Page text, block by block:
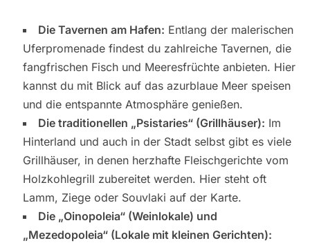
Die Tavernen am Hafen: Entlang der malerischen
Uferpromenade findest du zahlreiche Tavernen, die
fangfrischen Fisch und Meeresfrüchte anbieten. Hier
kannst du mit Blick auf das azurblaue Meer speisen
und die entspannte Atmosphäre genießen.
Die traditionellen „Psistaries“ (Grillhäuser): Im
Hinterland und auch in der Stadt selbst gibt es viele
Grillhäuser, in denen herzhafte Fleischgerichte vom
Holzkohlegrill zubereitet werden. Hier steht oft
Lamm, Ziege oder Souvlaki auf der Karte.
Die „Oinopoleia“ (Weinlokale) und
„Mezedopoleia“ (Lokale mit kleinen Gerichten):